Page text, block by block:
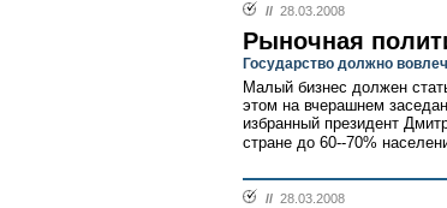
// 28.03.2008
Рыночная
Государство должно
Малый бизнес должен
этом на вчерашнем
избранный президент
стране до 60--70%
// 28.03.2008